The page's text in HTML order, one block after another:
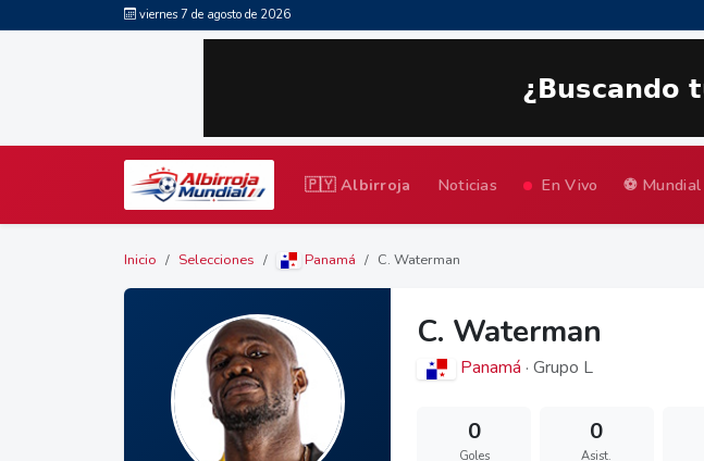
viernes 7 de agosto de 2026
🇵🇾 Albirroja Noticias En Vivo ⚽ Mundial
Inicio Selecciones Panamá C. Waterman
C. Waterman
Panamá · Grupo L
0
Goles
0
Asist.